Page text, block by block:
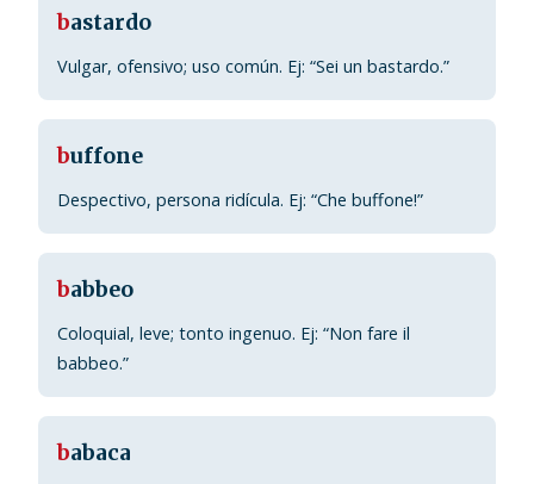
bastardo
Vulgar, ofensivo; uso común. Ej: “Sei un bastardo.”
buffone
Despectivo, persona ridícula. Ej: “Che buffone!”
babbeo
Coloquial, leve; tonto ingenuo. Ej: “Non fare il
babbeo.”
babaca